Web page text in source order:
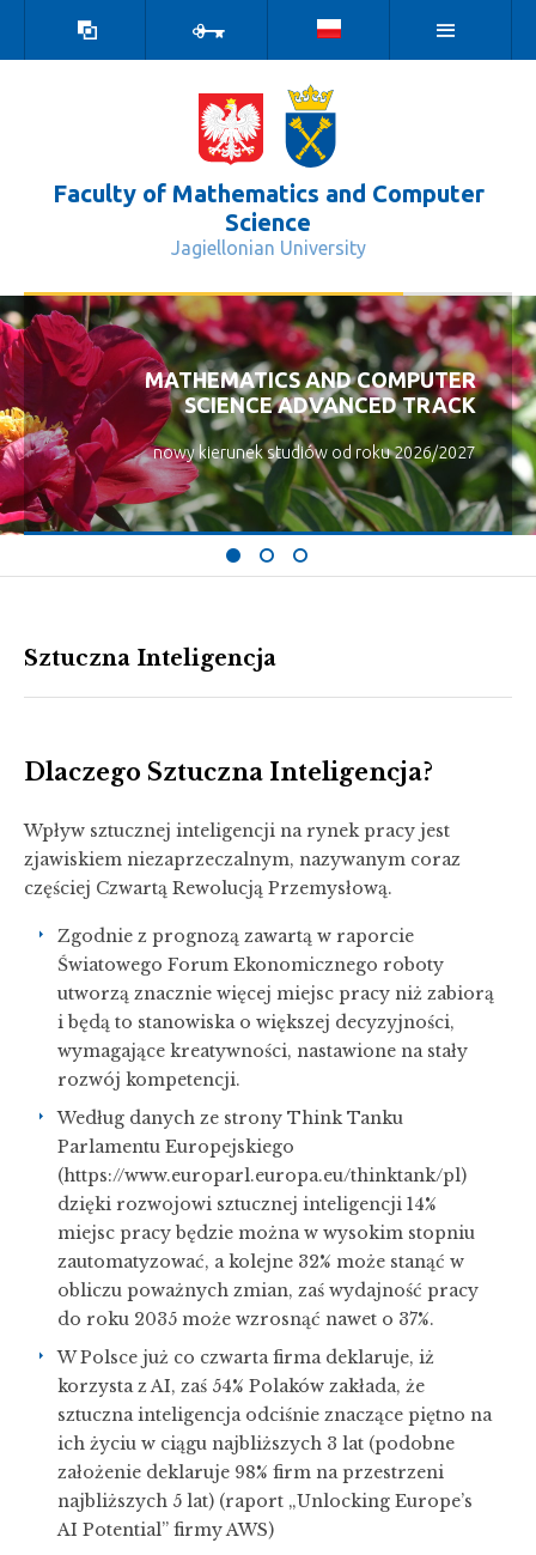
contrast
version
Faculty of Mathematics and Computer
Science
Jagiellonian University
Sztuczna Inteligencja - Wydział
MATHEMATICS AND COMPUTER
SCIENCE ADVANCED TRACK
nowy kierunek studiów od roku 2026/2027
Sztuczna Inteligencja
Dlaczego Sztuczna Inteligencja?
Wpływ sztucznej inteligencji na rynek pracy jest
zjawiskiem niezaprzeczalnym, nazywanym coraz
częściej Czwartą Rewolucją Przemysłową.
Zgodnie z prognozą zawartą w raporcie
Światowego Forum Ekonomicznego roboty
utworzą znacznie więcej miejsc pracy niż zabiorą
i będą to stanowiska o większej decyzyjności,
wymagające kreatywności, nastawione na stały
rozwój kompetencji.
Według danych ze strony Think Tanku
Parlamentu Europejskiego
(https://www.europarl.europa.eu/thinktank/pl)
dzięki rozwojowi sztucznej inteligencji 14%
miejsc pracy będzie można w wysokim stopniu
zautomatyzować, a kolejne 32% może stanąć w
obliczu poważnych zmian, zaś wydajność pracy
do roku 2035 może wzrosnąć nawet o 37%.
W Polsce już co czwarta firma deklaruje, iż
korzysta z AI, zaś 54% Polaków zakłada, że
sztuczna inteligencja odciśnie znaczące piętno na
ich życiu w ciągu najbliższych 3 lat (podobne
założenie deklaruje 98% firm na przestrzeni
najbliższych 5 lat) (raport „Unlocking Europe’s
AI Potential” firmy AWS)